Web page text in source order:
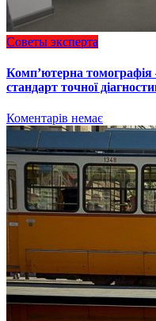
Советы эксперта
Комп’ютерна томографія
стандарт точної
Коментарів немає